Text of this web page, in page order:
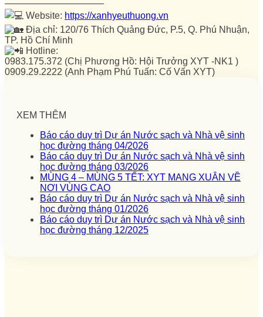
——————————–
Website: https://xanhyeuthuong.vn
Địa chỉ: 120/76 Thích Quảng Đức, P.5, Q. Phú Nhuận,
TP. Hồ Chí Minh
Hotline:
0983.175.372 (Chị Phương Hồ: Hội Trưởng XYT -NK1 )
0909.29.2222 (Anh Phạm Phú Tuấn: Cố Vấn XYT)
XEM THÊM
Báo cáo duy trì Dự án Nước sạch và Nhà vệ sinh
học đường tháng 04/2026
Báo cáo duy trì Dự án Nước sạch và Nhà vệ sinh
học đường tháng 03/2026
MÙNG 4 – MÙNG 5 TẾT: XYT MANG XUÂN VỀ
NƠI VÙNG CAO
Báo cáo duy trì Dự án Nước sạch và Nhà vệ sinh
học đường tháng 01/2026
Báo cáo duy trì Dự án Nước sạch và Nhà vệ sinh
học đường tháng 12/2025